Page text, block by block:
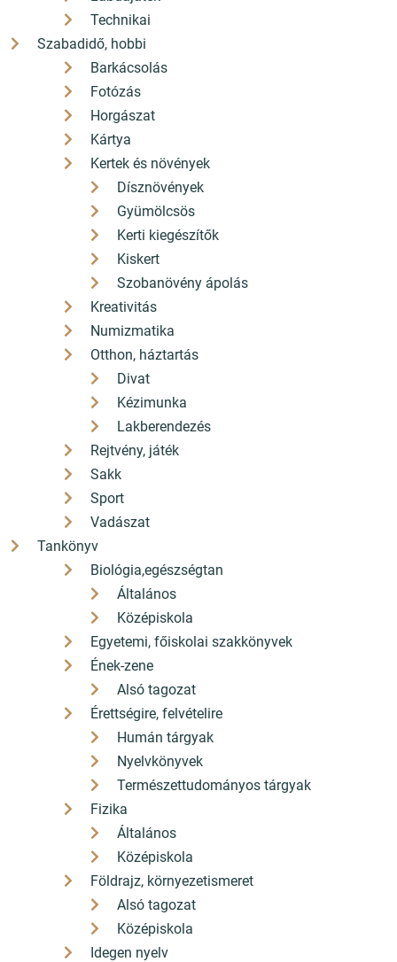
Technikai
Szabadidő, hobbi
Barkácsolás
Fotózás
Horgászat
Kártya
Kertek és növények
Dísznövények
Gyümölcsös
Kerti kiegészítők
Kiskert
Szobanövény ápolás
Kreativitás
Numizmatika
Otthon, háztartás
Divat
Kézimunka
Lakberendezés
Rejtvény, játék
Sakk
Sport
Vadászat
Tankönyv
Biológia,egészségtan
Általános
Középiskola
Egyetemi, főiskolai szakkönyvek
Ének-zene
Alsó tagozat
Érettségire, felvételire
Humán tárgyak
Nyelvkönyvek
Természettudományos tárgyak
Fizika
Általános
Középiskola
Földrajz, környezetismeret
Alsó tagozat
Középiskola
Idegen nyelv